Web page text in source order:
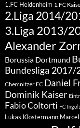
1.FC Heidenheim 1.FC
2.Liga 2014/
3.Liga 2013/
Alexander
Borussia Dortmund
Bundesliga 2017/
Chemnitzer FC Daniel
Dominik Kaiser
Fabio Coltorti FC
Lukas Klostermann